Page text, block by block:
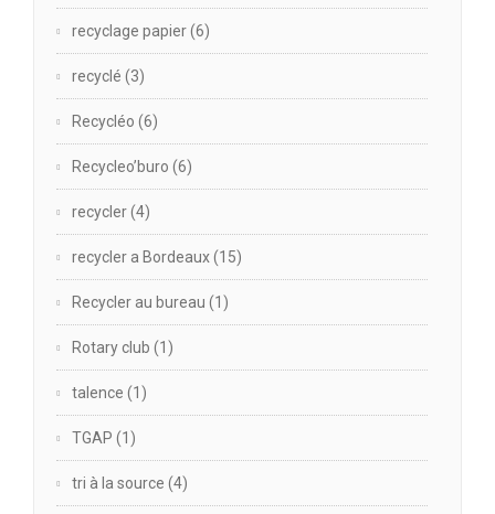
recyclage papier(6)
recyclé (3)
Recycléo (6)
Recycleo’buro (6)
recycler(4)
recycler a Bordeaux(15)
Recycler au bureau (1)
Rotary club (1)
talence (1)
TGAP (1)
tri à la source (4)